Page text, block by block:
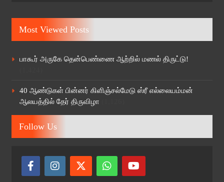
Most Viewed Posts
பாகூர் அருகே தென்பெண்ணை ஆற்றில் மணல் திருட்டு!
40 ஆண்டுகள் பின்னர் கிளிஞ்சல்மேடு ஸ்ரீ எல்லையம்மன்
ஆலயத்தில் தேர் திருவிழா
Follow Us